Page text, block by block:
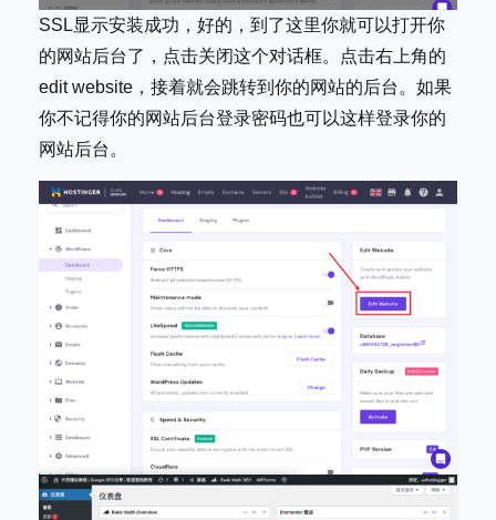
SSL显示安装成功，好的，到了这里你就可以打开你
的网站后台了，点击关闭这个对话框。点击右上角的
edit website，接着就会跳转到你的网站的后台。如果
你不记得你的网站后台登录密码也可以这样登录你的
网站后台。